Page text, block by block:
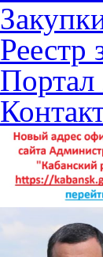
Реестр
Портал